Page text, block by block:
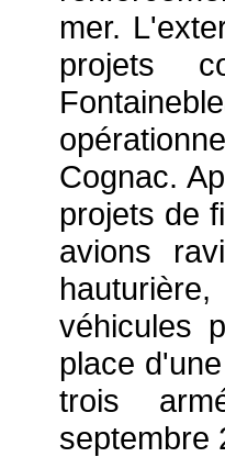
mer.
projets
Cognac.
projets de
avions
véhicules
place
trois
septembre